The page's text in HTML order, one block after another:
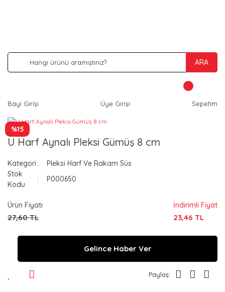
ARA
Bayi Girişi Üye Girişi Sepetim
%15
U Harf Aynalı Pleksi Gümüş 8 cm
Kategori
Pleksi Harf Ve Rakam Süs
Stok
Kodu
P000650
Ürün Fiyatı
27,60 TL
İndirimli Fiyat
23,46 TL
Gelince Haber Ver
Paylaş: